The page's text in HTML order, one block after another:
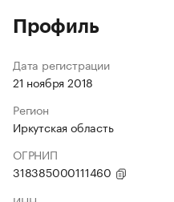
Профиль
Дата регистрации
21 ноября 2018
Регион
Иркутская область
ОГРНИП
318385000111460